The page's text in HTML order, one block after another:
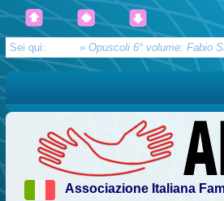
Sei qui: » Opuscoli 6° volume: Fabio
Associazione Italiana